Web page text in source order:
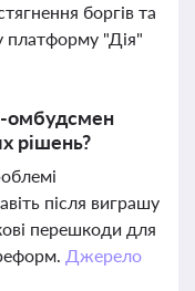
боргів та
платформу "Дія"
омбудсмен
рішень?
після виграшу
перешкоди для
Джерело